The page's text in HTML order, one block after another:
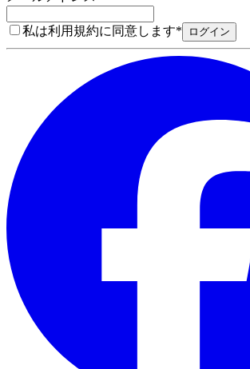
私は利用規約に同意します* ログイン